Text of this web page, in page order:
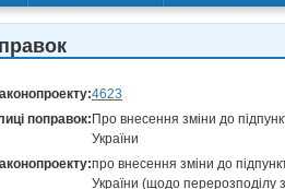
4623
поправок: Про внесення зміни до
України
про внесення зміни до
України (щодо перерозподілу